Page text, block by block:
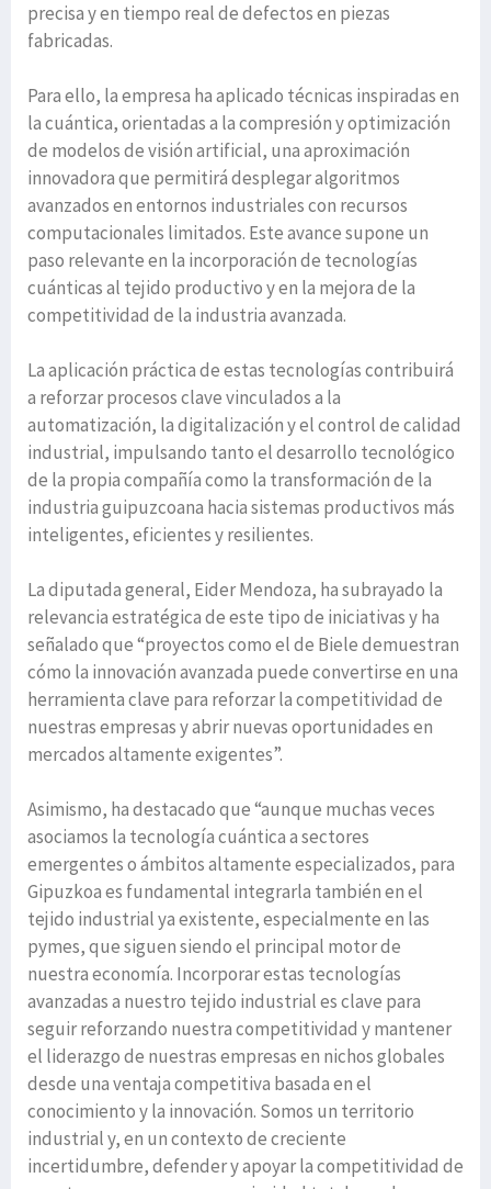
precisa y en tiempo real de defectos en piezas
fabricadas.
Para ello, la empresa ha aplicado técnicas inspiradas en
la cuántica, orientadas a la compresión y optimización
de modelos de visión artificial, una aproximación
innovadora que permitirá desplegar algoritmos
avanzados en entornos industriales con recursos
computacionales limitados. Este avance supone un
paso relevante en la incorporación de tecnologías
cuánticas al tejido productivo y en la mejora de la
competitividad de la industria avanzada.
La aplicación práctica de estas tecnologías contribuirá
a reforzar procesos clave vinculados a la
automatización, la digitalización y el control de calidad
industrial, impulsando tanto el desarrollo tecnológico
de la propia compañía como la transformación de la
industria guipuzcoana hacia sistemas productivos más
inteligentes, eficientes y resilientes.
La diputada general, Eider Mendoza, ha subrayado la
relevancia estratégica de este tipo de iniciativas y ha
señalado que “proyectos como el de Biele demuestran
cómo la innovación avanzada puede convertirse en una
herramienta clave para reforzar la competitividad de
nuestras empresas y abrir nuevas oportunidades en
mercados altamente exigentes”.
Asimismo, ha destacado que “aunque muchas veces
asociamos la tecnología cuántica a sectores
emergentes o ámbitos altamente especializados, para
Gipuzkoa es fundamental integrarla también en el
tejido industrial ya existente, especialmente en las
pymes, que siguen siendo el principal motor de
nuestra economía. Incorporar estas tecnologías
avanzadas a nuestro tejido industrial es clave para
seguir reforzando nuestra competitividad y mantener
el liderazgo de nuestras empresas en nichos globales
desde una ventaja competitiva basada en el
conocimiento y la innovación. Somos un territorio
industrial y, en un contexto de creciente
incertidumbre, defender y apoyar la competitividad de